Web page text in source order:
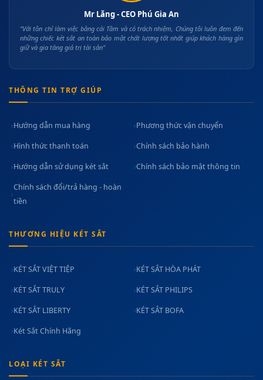
Mr Lăng - CEO Phú Gia An
"Với tôn chỉ làm việc bằng cái Tâm và có trách nhiệm, Chúng tôi luôn đem đến
những chiếc két sắt an toàn bảo mật chất lượng tốt nhất giúp khách hàng gìn
giữ và gia tăng giá trị tài sản"
THÔNG TIN TRỢ GIÚP
Hướng dẫn mua hàng Phương thức vận chuyển
Hình thức thanh toán Chính sách bảo hành
Hướng dẫn sử dụng két sắt Chính sách bảo mật thông tin
Chính sách đổi/trả hàng - hoàn
tiền
THƯƠNG HIỆU KÉT SẮT
KÉT SẮT VIỆT TIỆP KÉT SẮT HÒA PHÁT
KÉT SẮT TRULY KÉT SẮT PHILIPS
KÉT SẮT LIBERTY KÉT SẮT BOFA
Két Sắt Chính Hãng
LOẠI KÉT SẮT